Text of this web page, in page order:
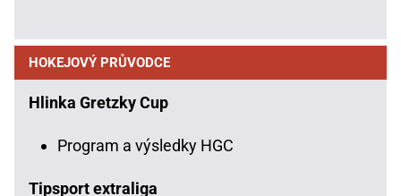
HOKEJOVÝ PRŮVODCE
Hlinka Gretzky Cup
Program a výsledky HGC
Tipsport extraliga